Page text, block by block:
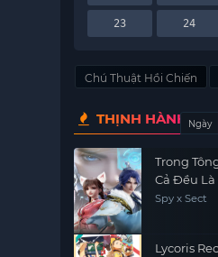
23 24
Chú Thuật Hồi Chiến
THỊNH HÀNH Ngày
Trong
Cả Đều
Spy x Sect
Lycoris